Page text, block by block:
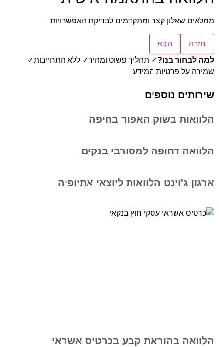
ממלאים שאלון קצר ומתקדמים לבדיקת האפשרויות
חזרה
הבא
למה לבחור בנו?✓ תהליך פשוט ומהיר✓ ללא התחייבות✓
שמירה על פרטיות המידע
שירותים נוספים
הלוואות בשוק האפור בחיפה
הלוואה דחופה למסורבי בנקים
ארגון ג'וינט הלוואות ליוצאי אתיופיה
הלוואה בהוראת קבע בכרטיס אשראי